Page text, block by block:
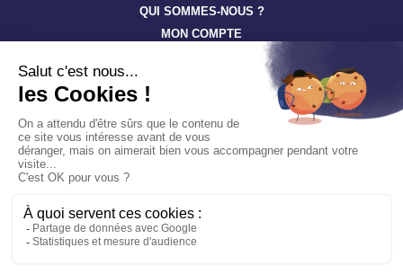
QUI SOMMES-NOUS ?
MON COMPTE
Suivez toute l’actualité à travers nos newsletters
S'ABONNER
Tous droits réservés ©